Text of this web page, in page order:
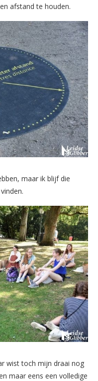
afstand te houden.
maar ik blijf die
wist toch mijn draai nog
maar eens een volledige